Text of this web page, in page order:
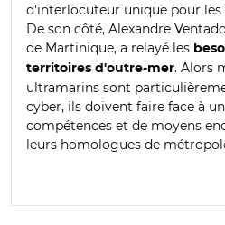
d'interlocuteur unique pour
De son côté, Alexandre
de Martinique, a relayé les
territoires d'outre-mer. Alors
ultramarins sont
cyber, ils doivent faire face à
compétences et de moyens
leurs homologues de